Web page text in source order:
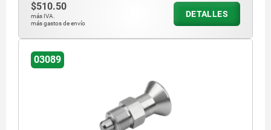
$510.50
más IVA.
más gastos de envío
DETALLES
03089